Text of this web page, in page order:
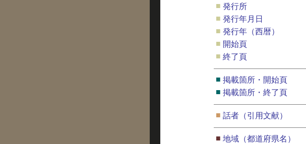
■ 発行所
■ 発行年月日
■ 発行年（西暦）
■ 開始頁
■ 終了頁
■ 掲載箇所・開始頁
■ 掲載箇所・終了頁
■ 話者（引用文献）
■ 地域（都道府県名）